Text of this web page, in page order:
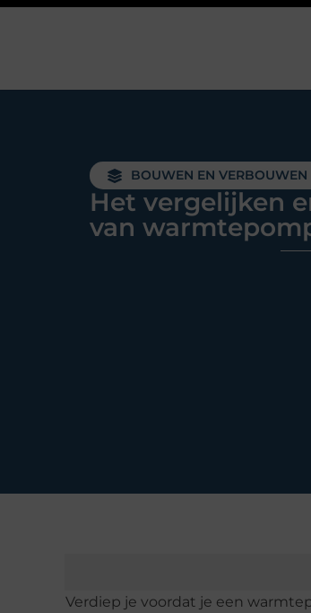
BOUWEN EN VERBOUWEN
Het vergelijken
van
Verdiep je voordat je een